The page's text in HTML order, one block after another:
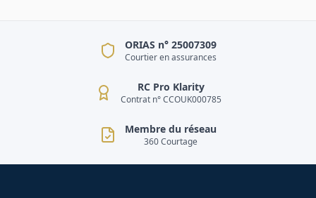
ORIAS n° 25007309
Courtier en assurances
RC Pro Klarity
Contrat n° CCOUK000785
Membre du réseau
360 Courtage